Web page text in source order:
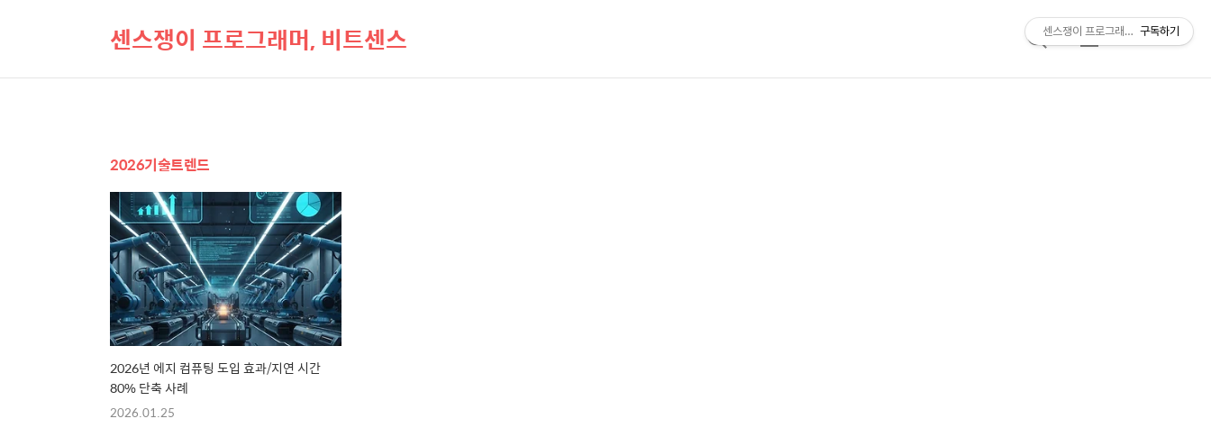
센스쟁이 프로그래머, 비트센스
검
메
2026기술트렌드
2026년 에지 컴퓨팅 도입 효과/지연 시간
80% 단축 사례
2026.01.25
센스쟁이 프로그래머, 비트센스
구독하기